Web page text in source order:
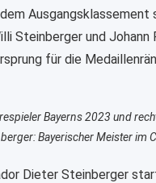
Steinberger und Johann
für die
Bayerns 2023 und
Bayerischer Meister im
Dieter Steinberger